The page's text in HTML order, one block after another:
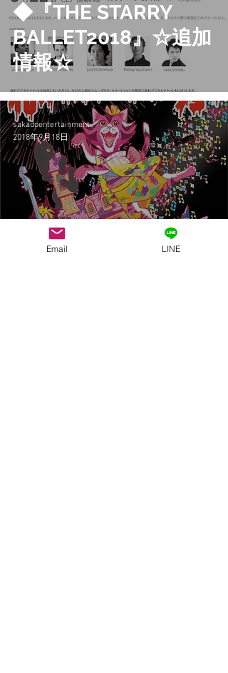
◆『THE STARRY
BALLET2018』☆追加
情報☆
◆舞台出演情報◆『化
sakadoentertainment
2018年9月18日
Email LINE